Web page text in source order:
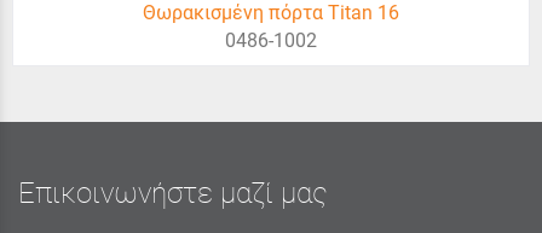
Θωρακισμένη πόρτα Titan 16
0486-1002
Επικοινωνήστε μαζί μας